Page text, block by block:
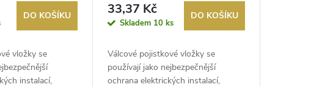
DO KOŠÍKU
vložky se
instalací,
33,37 Kč
Skladem 10 ks
DO KOŠÍKU
Válcové pojistkové vložky se
používají jako nejbezpečnější
ochrana elektrických instalací,